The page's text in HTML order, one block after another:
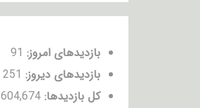
بازدیدهای امروز: 91
بازدیدهای دیروز: 251
کل بازدیدها: 604,674